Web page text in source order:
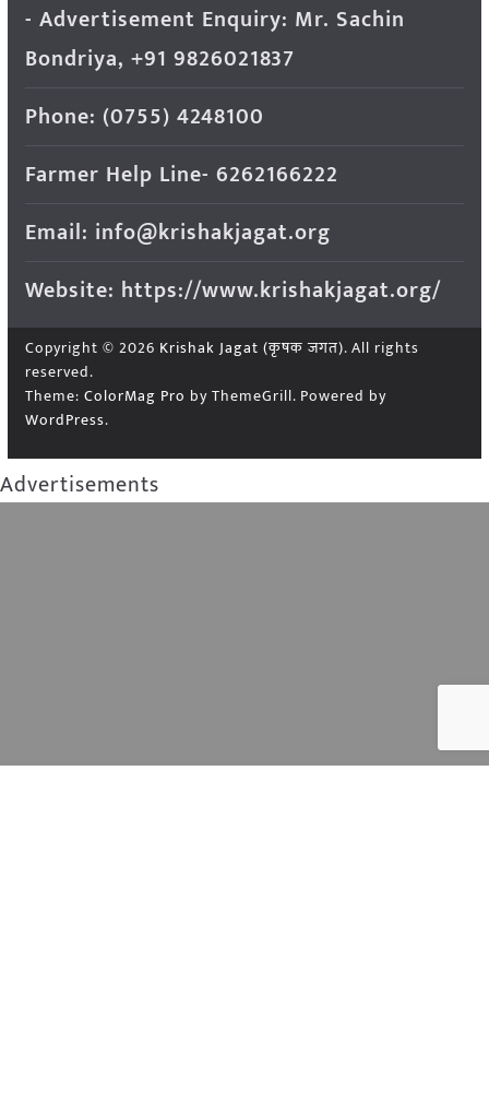
- Advertisement Enquiry: Mr. Sachin
Bondriya, +91 9826021837
Phone: (0755) 4248100
Farmer Help Line- 6262166222
Email: info@krishakjagat.org
Website: https://www.krishakjagat.org/
Copyright © 2026 Krishak Jagat (कृषक जगत). All rights
reserved.
Theme: ColorMag Pro by ThemeGrill. Powered by
WordPress.
Advertisements